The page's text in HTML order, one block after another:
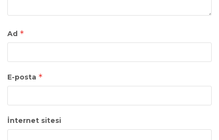
Ad *
E-posta *
İnternet sitesi